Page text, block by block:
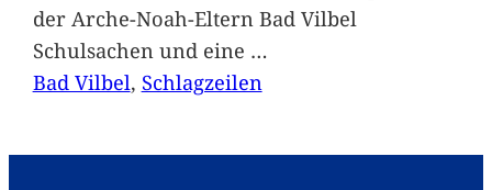
der Arche-Noah-Eltern Bad Vilbel
Schulsachen und eine …
Bad Vilbel, Schlagzeilen